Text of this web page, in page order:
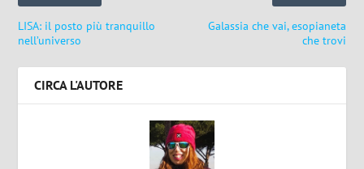
LISA: il posto più tranquillo
nell’universo
Galassia che vai, esopianeta
che trovi
CIRCA L'AUTORE